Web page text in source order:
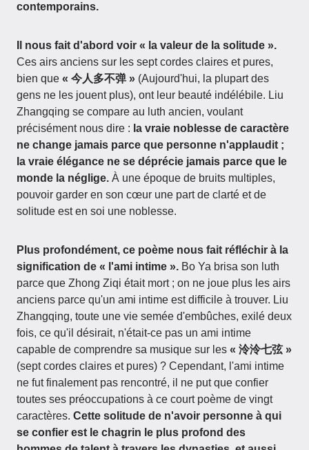
contemporains.
Il nous fait d'abord voir « la valeur de la solitude ».
Ces airs anciens sur les sept cordes claires et pures,
bien que « 今人多不弹 » (Aujourd'hui, la plupart des
gens ne les jouent plus), ont leur beauté indélébile. Liu
Zhangqing se compare au luth ancien, voulant
précisément nous dire : la vraie noblesse de caractère
ne change jamais parce que personne n'applaudit ;
la vraie élégance ne se déprécie jamais parce que le
monde la néglige. À une époque de bruits multiples,
pouvoir garder en son cœur une part de clarté et de
solitude est en soi une noblesse.
Plus profondément, ce poème nous fait réfléchir à la
signification de « l'ami intime ». Bo Ya brisa son luth
parce que Zhong Ziqi était mort ; on ne joue plus les airs
anciens parce qu'un ami intime est difficile à trouver. Liu
Zhangqing, toute une vie semée d'embûches, exilé deux
fois, ce qu'il désirait, n'était-ce pas un ami intime
capable de comprendre sa musique sur les « 泠泠七弦 »
(sept cordes claires et pures) ? Cependant, l'ami intime
ne fut finalement pas rencontré, il ne put que confier
toutes ses préoccupations à ce court poème de vingt
caractères. Cette solitude de n'avoir personne à qui
se confier est le chagrin le plus profond des